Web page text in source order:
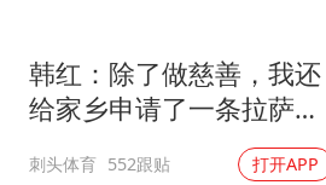
武契奇会
韩红：除了做慈善，我还
给家乡申请了一条拉萨到
刺头体育 552跟贴 打开APP